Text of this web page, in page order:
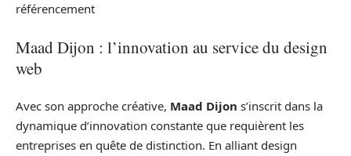
référencement
Maad Dijon : l’innovation au service du design
web
Avec son approche créative, Maad Dijon s’inscrit dans la
dynamique d’innovation constante que requièrent les
entreprises en quête de distinction. En alliant design